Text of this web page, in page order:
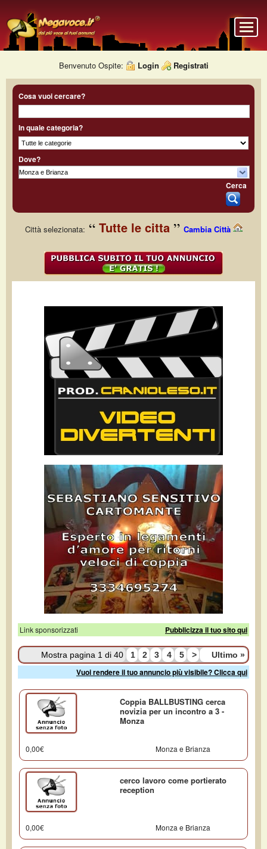
Benvenuto Ospite: Login Registrati
Cosa vuoi cercare?
In quale categoria?
Dove?
Cerca
Città selezionata: Tutte le citta Cambia Città
Link sponsorizzati Pubblicizza il tuo sito qui
Mostra pagina 1 di 40 1 2 3 4 5 > Ultimo »
Vuoi rendere il tuo annuncio più visibile? Clicca qui
Coppia BALLBUSTING cerca
novizia per un incontro a 3 -
Monza
0,00€ Monza e Brianza
cerco lavoro come portierato
reception
0,00€ Monza e Brianza